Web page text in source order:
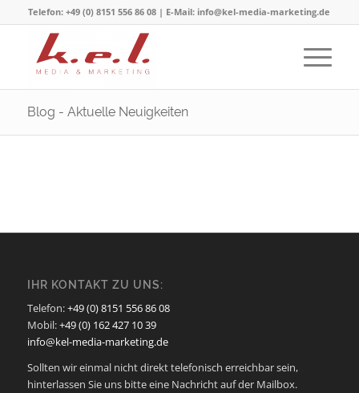
Telefon: +49 (0) 8151 556 86 08 | E-Mail: info@kel-media-marketing.de
Blog - Aktuelle Neuigkeiten
IHR KONTAKT ZU UNS:
Telefon:+49 (0) 8151 556 86 08
Mobil:+49 (0) 162 427 10 39
info@kel-media-marketing.de
Sollten wir einmal nicht direkt telefonisch erreichbar sein,
hinterlassen Sie uns bitte eine Nachricht auf der Mailbox.